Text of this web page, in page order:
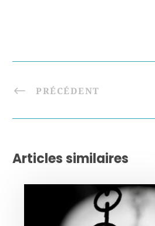
PRÉCÉDENT
Articles similaires